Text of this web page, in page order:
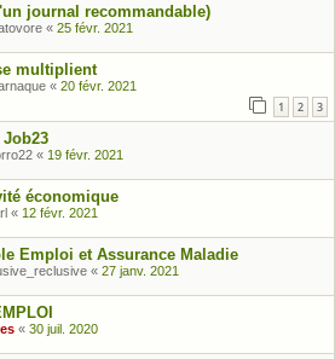
journal recommandable)
« 25 févr. 2021
multiplient
« 20 févr. 2021
1 2 3
« 19 févr. 2021
économique
« 12 févr. 2021
Emploi et Assurance Maladie
« 27 janv. 2021
« 30 juil. 2020